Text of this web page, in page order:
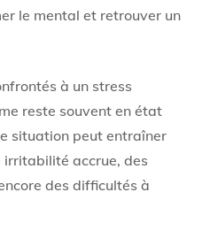
le mental et retrouver un
à un stress
reste souvent en état
situation peut entraîner
accrue, des
des difficultés à